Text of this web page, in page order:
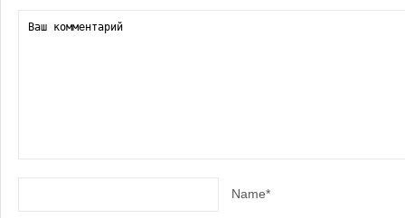
Name*